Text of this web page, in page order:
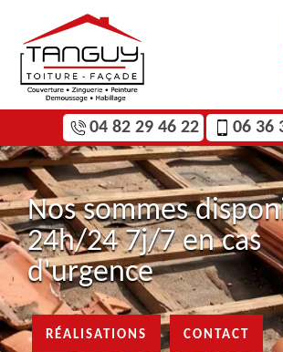
04 82 29 46 22 06 36
Nos sommes
24h/24 7j/7 en cas
d'urgence
RÉALISATIONS CONTACT